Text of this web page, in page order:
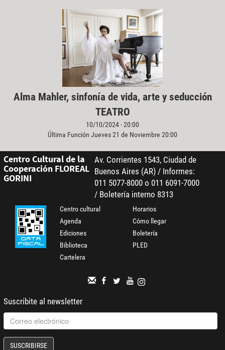
Alma Mahler, sinfonía de vida, arte y seducción
TEATRO
10/10/2024 - 20:00
Última Función Jueves 21 de Noviembre 20:00
Centro Cultural de la
Cooperación FLOREAL
GORINI
Av. Corrientes 1543, Ciudad de
Buenos Aires (AR) / Informes:
011 5077-8000 o 011 6091-7000
/ Boletería interno 8313
Centro cultural
Agenda
Ediciones
Biblioteca
Cartelera
Horarios
Cómo llegar
Boletería
PLED
Suscribite al newsletter
SUSCRIBIRSE